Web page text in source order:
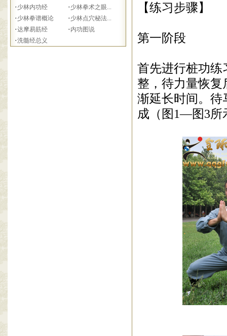
· 少林内功经 · 少林拳术之眼...
· 少林拳谱概论 · 少林点穴秘法...
·达摩易筋经 · 内功图说
·洗髓经总义
【练习步骤】
第一阶段
首先进行桩功练
整，待力量恢复
渐延长时间。待
成（图 1—图3所